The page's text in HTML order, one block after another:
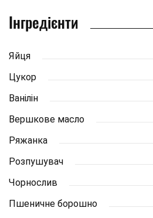
Інгредієнти
Яйця
Цукор
Ванілін
Вершкове масло
Ряжанка
Розпушувач
Чорнослив
Пшеничне борошно